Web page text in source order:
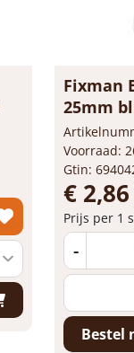
Fixman
25mm
Voorraad:
Gtin:
€
Prijs per 1
-
Bestel